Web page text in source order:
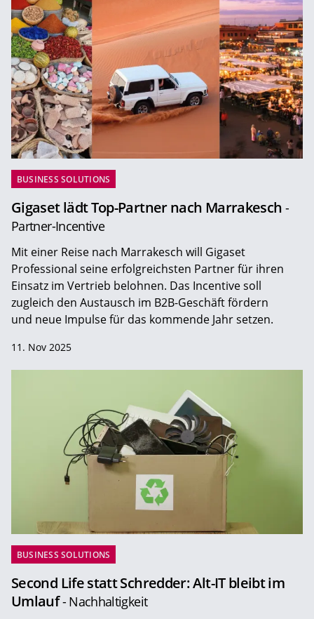
BUSINESS SOLUTIONS
Gigaset lädt Top-Partner nach Marrakesch -
Partner-Incentive
Mit einer Reise nach Marrakesch will Gigaset
Professional seine erfolgreichsten Partner für ihren
Einsatz im Vertrieb belohnen. Das Incentive soll
zugleich den Austausch im B2B-Geschäft fördern
und neue Impulse für das kommende Jahr setzen.
11. Nov 2025
BUSINESS SOLUTIONS
Second Life statt Schredder: Alt-IT bleibt im
Umlauf- Nachhaltigkeit